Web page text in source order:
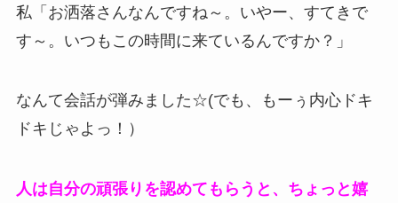
私「お洒落さんなんですね～。いやー、すてきで
す～。いつもこの時間に来ているんですか？」
なんて会話が弾みました☆(でも、もーぅ内心ドキ
ドキじゃよっ！）
人は自分の頑張りを認めてもらうと、ちょっと嬉